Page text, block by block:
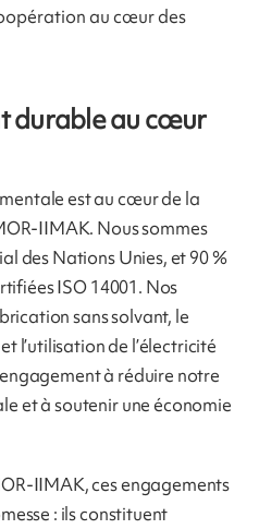
au cœur des
durable au cœur
est au cœur de la
IIMAK. Nous sommes
des Nations Unies, et 90 %
ISO 14001. Nos
sans solvant, le
l’utilisation de l’électricité
à réduire notre
et à soutenir une économie
IIMAK, ces engagements
: ils constituent